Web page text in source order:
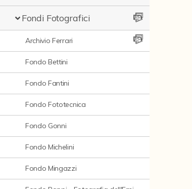
Fondi Fotografici
Archivio Ferrari
Fondo Bettini
Fondo Fantini
Fondo Fototecnica
Fondo Gonni
Fondo Michelini
Fondo Mingazzi